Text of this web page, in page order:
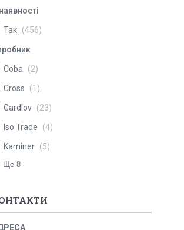
Так 456
Coba 2
Cross 1
Gardlov 23
Iso Trade 4
Kaminer 5
Ще 8